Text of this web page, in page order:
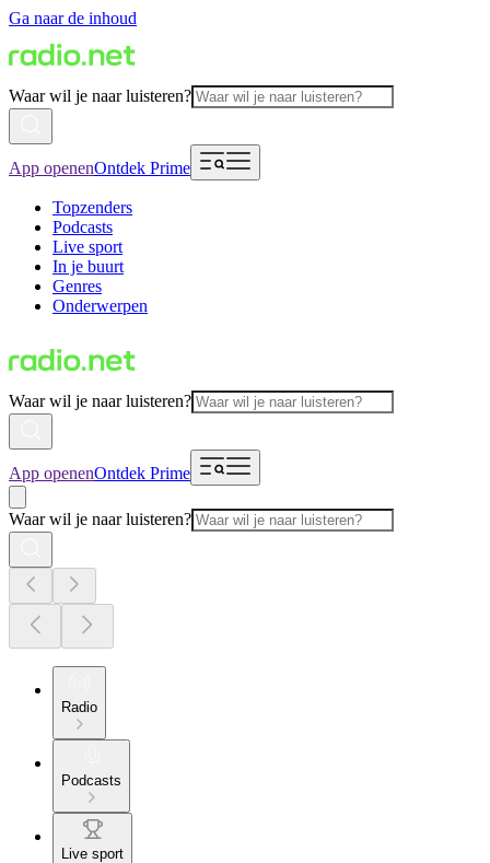
Ga naar de inhoud
Waar wil je naar luisteren?
App openenOntdek Prime
Topzenders
Podcasts
Live sport
In je buurt
Genres
Onderwerpen
Waar wil je naar luisteren?
App openenOntdek Prime
Waar wil je naar luisteren?
Radio
Podcasts
Live sport